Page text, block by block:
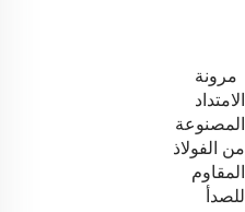
مرونة
الامتداد
المصنوعة
من الفولاذ
المقاوم
للصدأ